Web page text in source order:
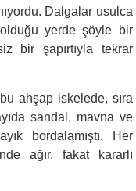
Dalgalar usulca
yerde şöyle bir
bir şapırtıyla tekrar
ahşap iskelede, sıra
sandal, mavna ve
bordalamıştı. Her
ağır, fakat kararlı